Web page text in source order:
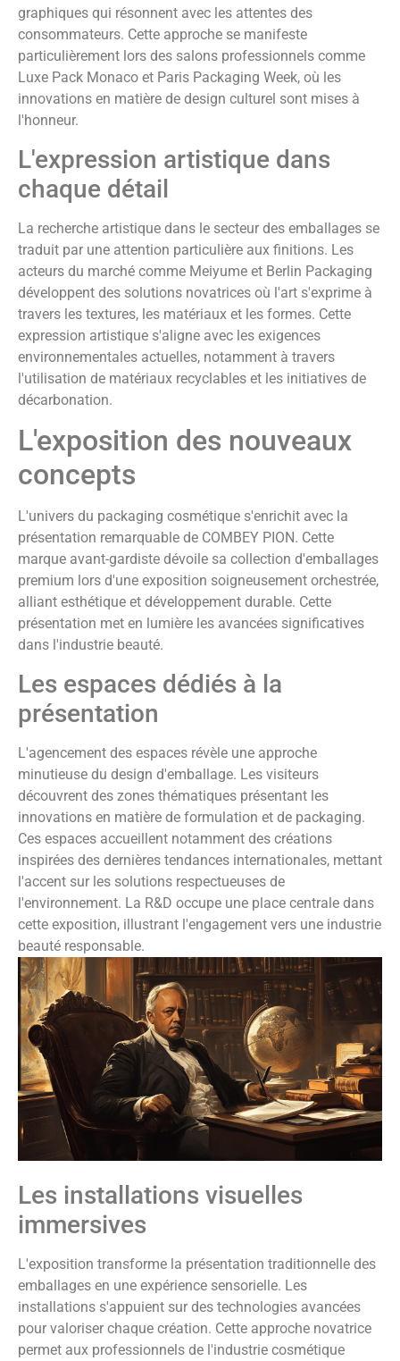
graphiques qui résonnent avec les attentes des
consommateurs. Cette approche se manifeste
particulièrement lors des salons professionnels comme
Luxe Pack Monaco et Paris Packaging Week, où les
innovations en matière de design culturel sont mises à
l'honneur.
L'expression artistique dans
chaque détail
La recherche artistique dans le secteur des emballages se
traduit par une attention particulière aux finitions. Les
acteurs du marché comme Meiyume et Berlin Packaging
développent des solutions novatrices où l'art s'exprime à
travers les textures, les matériaux et les formes. Cette
expression artistique s'aligne avec les exigences
environnementales actuelles, notamment à travers
l'utilisation de matériaux recyclables et les initiatives de
décarbonation.
L'exposition des nouveaux
concepts
L'univers du packaging cosmétique s'enrichit avec la
présentation remarquable de COMBEY PION. Cette
marque avant-gardiste dévoile sa collection d'emballages
premium lors d'une exposition soigneusement orchestrée,
alliant esthétique et développement durable. Cette
présentation met en lumière les avancées significatives
dans l'industrie beauté.
Les espaces dédiés à la
présentation
L'agencement des espaces révèle une approche
minutieuse du design d'emballage. Les visiteurs
découvrent des zones thématiques présentant les
innovations en matière de formulation et de packaging.
Ces espaces accueillent notamment des créations
inspirées des dernières tendances internationales, mettant
l'accent sur les solutions respectueuses de
l'environnement. La R&D occupe une place centrale dans
cette exposition, illustrant l'engagement vers une industrie
beauté responsable.
Les installations visuelles
immersives
L'exposition transforme la présentation traditionnelle des
emballages en une expérience sensorielle. Les
installations s'appuient sur des technologies avancées
pour valoriser chaque création. Cette approche novatrice
permet aux professionnels de l'industrie cosmétique